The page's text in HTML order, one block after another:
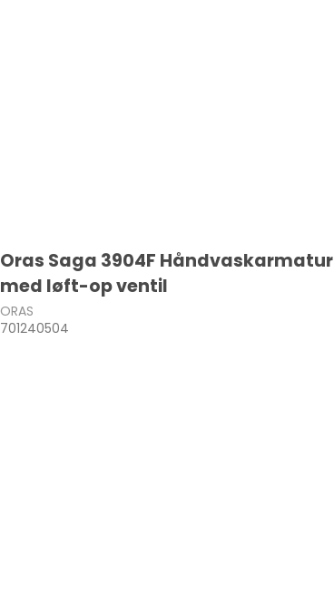
Oras Saga 3904F Håndvaskarmatur
med løft-op ventil
ORAS
701240504